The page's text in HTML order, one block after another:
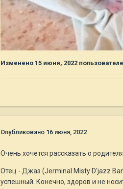
Изменено 15 июня, 2022
Опубликовано 16 июня, 2022
Очень хочется рассказать о
Отец - Джаз (Jerminal Misty D'jazz
успешный. Конечно, здоров и не